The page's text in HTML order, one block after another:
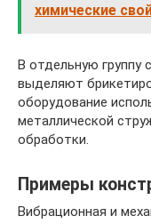
химические
В отдельную группу
выделяют
оборудование
металлической
обработки.
Примеры
Вибрационная и